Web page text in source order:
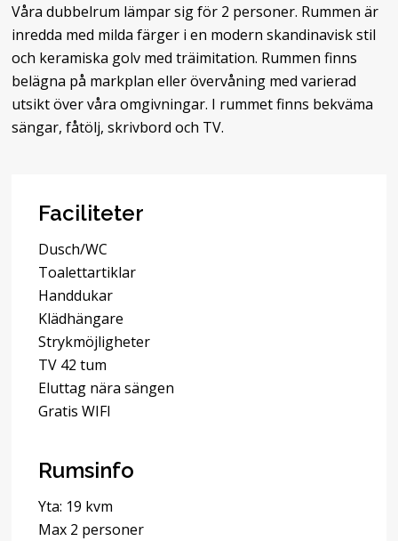
Våra dubbelrum lämpar sig för 2 personer. Rummen är
inredda med milda färger i en modern skandinavisk stil
och keramiska golv med träimitation. Rummen finns
belägna på markplan eller övervåning med varierad
utsikt över våra omgivningar. I rummet finns bekväma
sängar, fåtölj, skrivbord och TV.
Faciliteter
Dusch/WC
Toalettartiklar
Handdukar
Klädhängare
Strykmöjligheter
TV 42 tum
Eluttag nära sängen
Gratis WIFI
Rumsinfo
Yta: 19 kvm
Max 2 personer